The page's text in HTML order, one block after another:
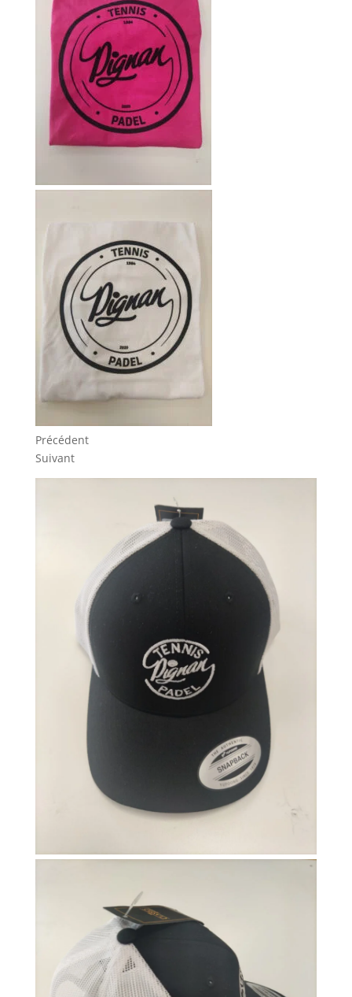
Précédent
Suivant